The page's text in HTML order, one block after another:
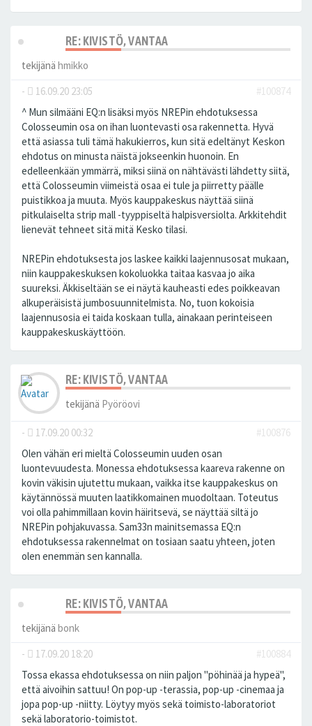
RE: KIVISTÖ, VANTAA
tekijänä hmikko
-
16.09.20 23:05
#100874
^ Mun silmääni EQ:n lisäksi myös NREPin ehdotuksessa
Colosseumin osa on ihan luontevasti osa rakennetta. Hyvä
että asiassa tuli tämä hakukierros, kun sitä edeltänyt Keskon
ehdotus on minusta näistä jokseenkin huonoin. En
edelleenkään ymmärrä, miksi siinä on nähtävästi lähdetty siitä,
että Colosseumin viimeistä osaa ei tule ja piirretty päälle
puistikkoa ja muuta. Myös kauppakeskus näyttää siinä
pitkulaiselta strip mall -tyyppiseltä halpisversiolta. Arkkitehdit
lienevät tehneet sitä mitä Kesko tilasi.
NREPin ehdotuksesta jos laskee kaikki laajennusosat mukaan,
niin kauppakeskuksen kokoluokka taitaa kasvaa jo aika
suureksi. Äkkiseltään se ei näytä kauheasti edes poikkeavan
alkuperäisistä jumbosuunnitelmista. No, tuon kokoisia
laajennusosia ei taida koskaan tulla, ainakaan perinteiseen
kauppakeskuskäyttöön.
RE: KIVISTÖ, VANTAA
tekijänä Pyöröovi
- 17.09.20 00:32
#100876
Olen vähän eri mieltä Colosseumin uuden osan
luontevuudesta. Monessa ehdotuksessa kaareva rakenne on
kovin väkisin ujutettu mukaan, vaikka itse kauppakeskus on
käytännössä muuten laatikkomainen muodoltaan. Toteutus
voi olla pahimmillaan kovin häiritsevä, se näyttää siltä jo
NREPin pohjakuvassa. Sam33n mainitsemassa EQ:n
ehdotuksessa rakennelmat on tosiaan saatu yhteen, joten
olen enemmän sen kannalla.
RE: KIVISTÖ, VANTAA
tekijänä bonk
-
17.09.20 18:20
#100884
Tossa ekassa ehdotuksessa on niin paljon "pöhinää ja hypeä",
että aivoihin sattuu! On pop-up -terassia, pop-up -cinemaa ja
jopa pop-up -niitty. Löytyy myös sekä toimisto-laboratoriot
sekä laboratorio-toimistot.